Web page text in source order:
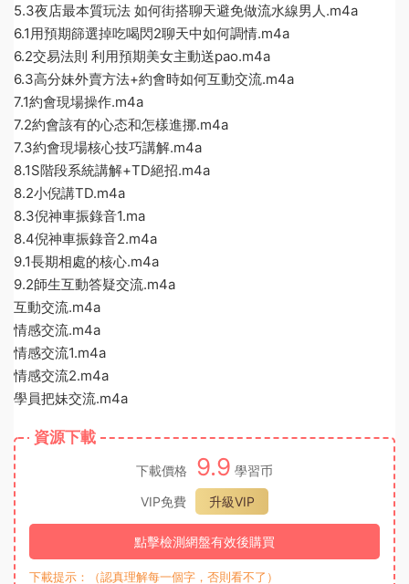
5.3夜店最本質玩法 如何街搭聊天避免做流水線男人.m4a
6.1用預期篩選掉吃喝閃2聊天中如何調情.m4a
6.2交易法則 利用預期美女主動送pao.m4a
6.3高分妹外賣方法+約會時如何互動交流.m4a
7.1約會現場操作.m4a
7.2約會該有的心态和怎樣進挪.m4a
7.3約會現場核心技巧講解.m4a
8.1S階段系統講解+TD絕招.m4a
8.2小倪講TD.m4a
8.3倪神車振錄音1.ma
8.4倪神車振錄音2.m4a
9.1長期相處的核心.m4a
9.2師生互動答疑交流.m4a
互動交流.m4a
情感交流.m4a
情感交流1.m4a
情感交流2.m4a
學員把妹交流.m4a
資源下載
下載價格 9.9 學習币
VIP免費
升級VIP
點擊檢測網盤有效後購買
下載提示：（認真理解每一個字，否則看不了）